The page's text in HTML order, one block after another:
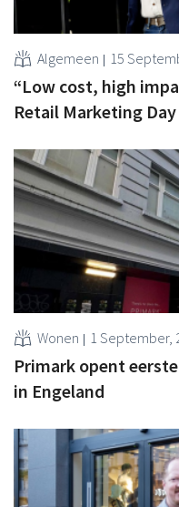
Algemeen 15
“Low cost, high
Retail Marketing Day
Wonen 1 September,
Primark opent
in Engeland